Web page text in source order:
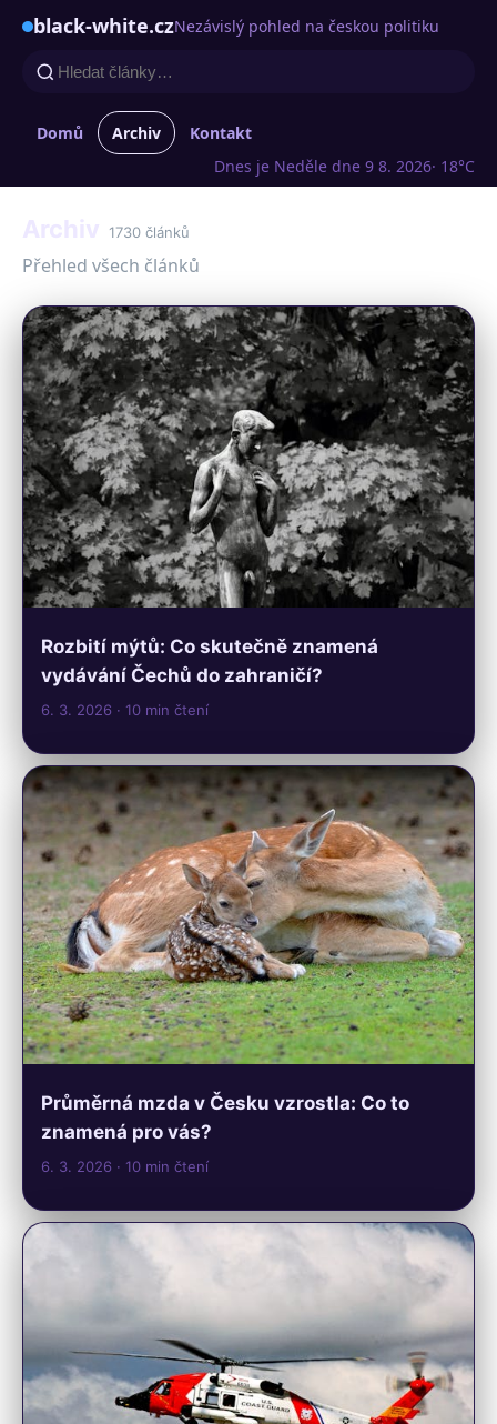
black-white.czNezávislý pohled na českou politiku
Domů Archiv
Kontakt
Dnes je Neděle dne 9 8. 2026· 18°C
1730 článků
Přehled všech článků
Rozbití mýtů: Co skutečně znamená
vydávání Čechů do zahraničí?
6. 3. 2026 · 10 min čtení
Průměrná mzda v Česku vzrostla: Co to
znamená pro vás?
6. 3. 2026 · 10 min čtení